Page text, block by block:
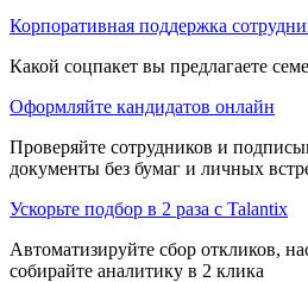
Корпоративная поддержка
Какой соцпакет вы предлагаете
Оформляйте кандидатов онлайн
Проверяйте сотрудников и
документы без бумаг и личных
Ускорьте подбор в 2 раза с Talantix
Автоматизируйте сбор откликов,
собирайте аналитику в 2 клика